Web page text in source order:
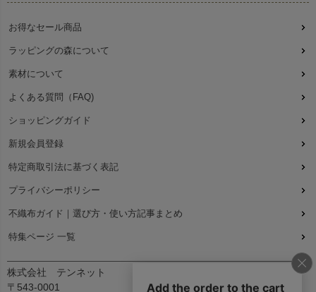
お得なセール商品
ラッピングの森について
素材について
よくある質問（FAQ)
ショッピングガイド
新規会員登録
特定商取引法に基づく表記
プライバシーポリシー
不織布ガイド｜選び方・使い方記事まとめ
特集ページ 一覧
株式会社 テンネット
〒543-0001